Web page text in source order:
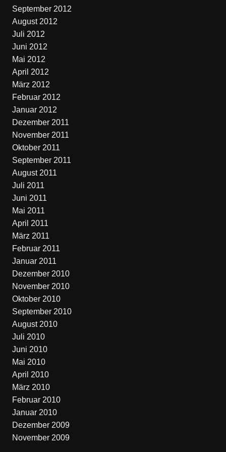
September 2012
August 2012
Juli 2012
Juni 2012
Mai 2012
April 2012
März 2012
Februar 2012
Januar 2012
Dezember 2011
November 2011
Oktober 2011
September 2011
August 2011
Juli 2011
Juni 2011
Mai 2011
April 2011
März 2011
Februar 2011
Januar 2011
Dezember 2010
November 2010
Oktober 2010
September 2010
August 2010
Juli 2010
Juni 2010
Mai 2010
April 2010
März 2010
Februar 2010
Januar 2010
Dezember 2009
November 2009